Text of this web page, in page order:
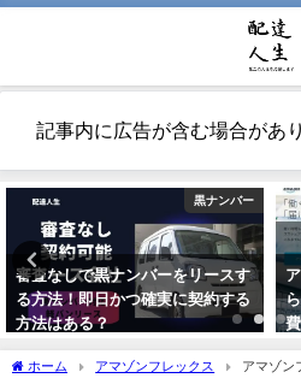
記事内に広告が含む場合があ
黒ナンバー
審査なしで黒ナンバーをリースす
る方法！即日かつ確実に契約する
方法はある？
ホーム アマゾンフレックス
アマゾン